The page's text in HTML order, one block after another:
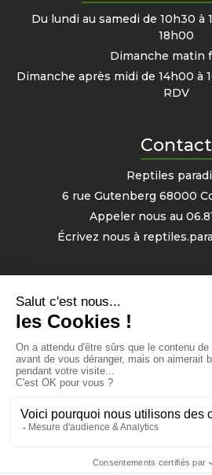
Du lundi au samedi de 10h30 à
18h00
Dimanche matin
Dimanche après midi de 14h00 à
RDV
Contact
Reptiles
6 rue Gutenberg 68000
Appeler nous au
Écrivez nous à
Informations
Avoirs